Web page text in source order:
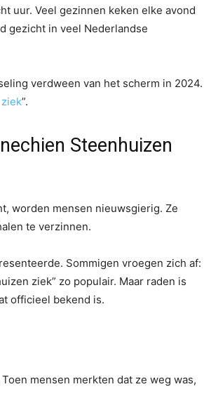
uur. Veel gezinnen keken elke avond
gezicht in veel Nederlandse
verdween van het scherm in 2024.
”.
Steenhuizen
worden mensen nieuwsgierig. Ze
te verzinnen.
Sommigen vroegen zich af:
ziek” zo populair. Maar raden is
officieel bekend is.
mensen merkten dat ze weg was,